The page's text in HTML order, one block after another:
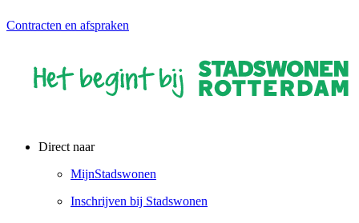
Contracten en afspraken
Direct naar
MijnStadswonen
Inschrijven bij Stadswonen